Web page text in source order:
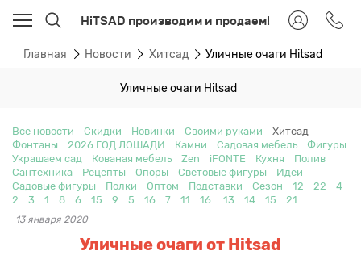
HiTSAD производим и продаем!
Главная Новости Хитсад Уличные очаги Hitsad
Уличные очаги Hitsad
Все новости Скидки Новинки Своими руками
Хитсад
Фонтаны
2026 ГОД ЛОШАДИ Камни Садовая мебель
Фигуры
Украшаем сад
Кованая мебель Zen iFONTE Кухня
Полив
Сантехника
Рецепты Опоры Световые фигуры
Идеи
Садовые фигуры
Полки Оптом Подставки Сезон 12 22
4
2
3 1 8 6 15 9 5 16 7 11 16. 13 14 15 21
13 января 2020
Уличные очаги от Hitsad